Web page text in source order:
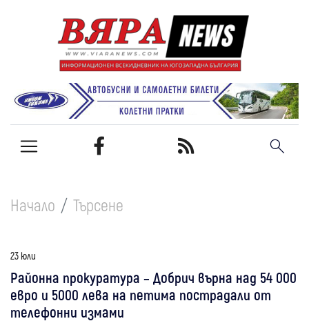
Начало Търсене
23 юли
Районна прокуратура – Добрич върна над 54 000
евро и 5000 лева на петима пострадали от
телефонни измами